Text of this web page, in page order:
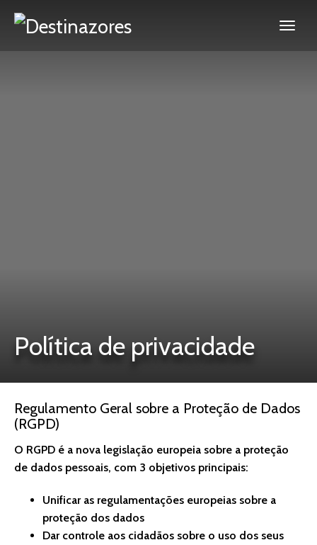
Política de privacidade
Regulamento Geral sobre a Proteção de Dados
(RGPD)
O RGPD é a nova legislação europeia sobre a proteção
de dados pessoais, com 3 objetivos principais:
Unificar as regulamentações europeias sobre a
proteção dos dados
Dar controle aos cidadãos sobre o uso dos seus